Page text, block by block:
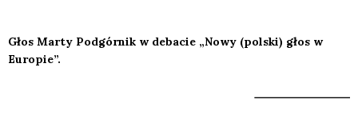
Głos Marty Podgórnik w debacie „Nowy (polski) głos w
Europie”.